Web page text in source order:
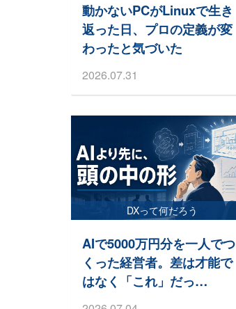
動かないPCがLinuxで生き
返った日、プロの定義が変
わったと気づいた
2026.07.31
DXって何だろう
AIで5000万円分を一人でつ
くった経営者。差は才能で
はなく「これ」だっ…